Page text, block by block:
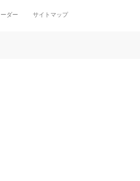
ダー サイトマップ